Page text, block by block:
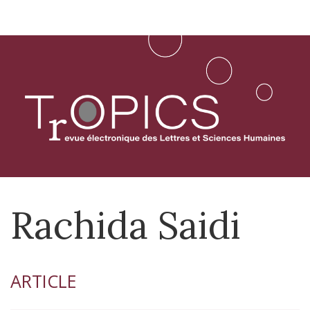
Aller
Rachida Saidi
ARTICLE